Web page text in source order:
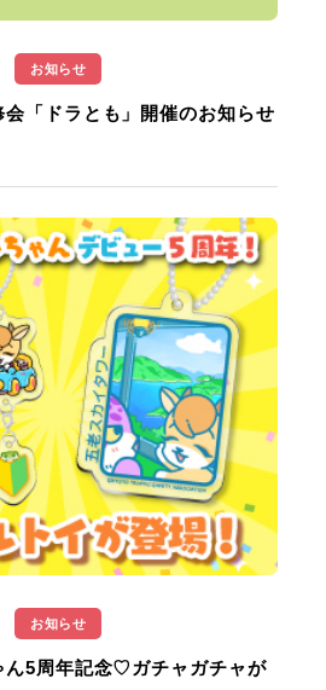
お知らせ
「ドラとも」開催のお知らせ
お知らせ
ん5周年記念♡ガチャガチャが